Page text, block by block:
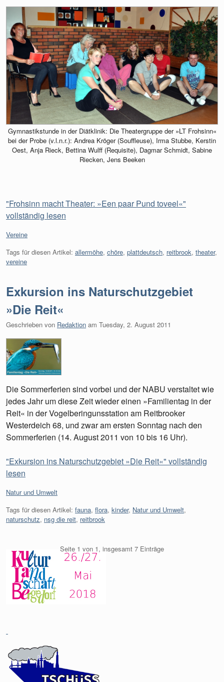
Gymnastikstunde in der Diätklinik: Die Theatergruppe der »LT Frohsinn«
bei der Probe (v.l.n.r.): Andrea Kröger (Souffleuse), Irma Stubbe, Kerstin
Oest, Anja Rieck, Bettina Wulff (Requisite), Dagmar Schmidt, Sabine
Riecken, Jens Beeken
"Frohsinn macht Theater: »Een paar Pund toveel«"
vollständig lesen
Kategorien:
Vereine
Tags für diesen Artikel: allermöhe, chöre, plattdeutsch, reitbrook, theater,
vereine
Exkursion ins Naturschutzgebiet
»Die Reit«
Geschrieben von Redaktion am Tuesday, 2. August 2011
Die Sommerferien sind vorbei und der NABU verstaltet wie
jedes Jahr um diese Zeit wieder einen »Familientag in der
Reit« in der Vogelberingunsstation am Reitbrooker
Westerdeich 68, und zwar am ersten Sonntag nach den
Sommerferien (14. August 2011 von 10 bis 16 Uhr).
"Exkursion ins Naturschutzgebiet »Die Reit«" vollständig
lesen
Kategorien:
Natur und Umwelt
Tags für diesen Artikel: fauna, flora, kinder, Natur und Umwelt,
naturschutz, nsg die reit, reitbrook
Seite 1 von 1, insgesamt 7 Einträge